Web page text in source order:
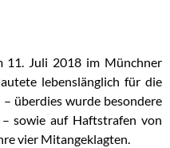
11. Juli 2018 im Münchner
lebenslänglich für die
überdies wurde besondere
sowie auf Haftstrafen von
vier Mitangeklagten.